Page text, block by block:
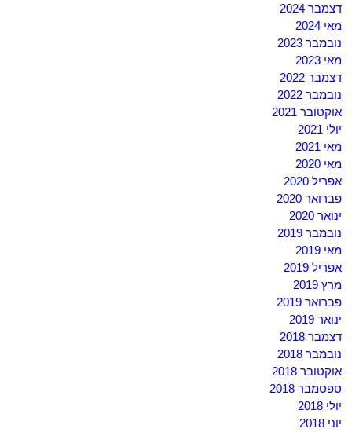
דצמבר 2024
מאי 2024
נובמבר 2023
מאי 2023
דצמבר 2022
נובמבר 2022
אוקטובר 2021
יולי 2021
מאי 2021
מאי 2020
אפריל 2020
פברואר 2020
ינואר 2020
נובמבר 2019
מאי 2019
אפריל 2019
מרץ 2019
פברואר 2019
ינואר 2019
דצמבר 2018
נובמבר 2018
אוקטובר 2018
ספטמבר 2018
יולי 2018
יוני 2018